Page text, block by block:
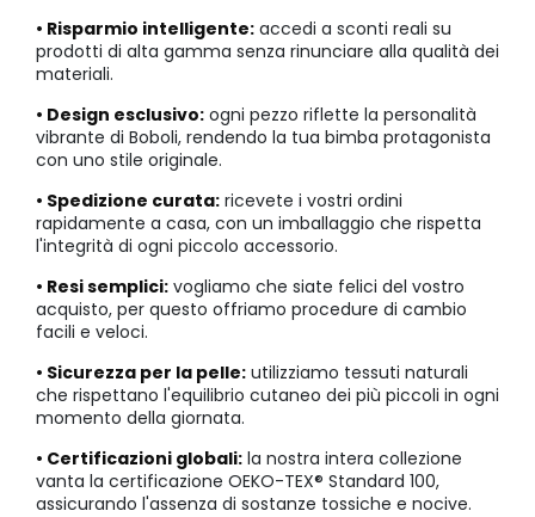
• Risparmio intelligente: accedi a sconti reali su
prodotti di alta gamma senza rinunciare alla qualità dei
materiali.
• Design esclusivo: ogni pezzo riflette la personalità
vibrante di Boboli, rendendo la tua bimba protagonista
con uno stile originale.
• Spedizione curata: ricevete i vostri ordini
rapidamente a casa, con un imballaggio che rispetta
l'integrità di ogni piccolo accessorio.
• Resi semplici: vogliamo che siate felici del vostro
acquisto, per questo offriamo procedure di cambio
facili e veloci.
• Sicurezza per la pelle: utilizziamo tessuti naturali
che rispettano l'equilibrio cutaneo dei più piccoli in ogni
momento della giornata.
• Certificazioni globali: la nostra intera collezione
vanta la certificazione OEKO-TEX® Standard 100,
assicurando l'assenza di sostanze tossiche e nocive.